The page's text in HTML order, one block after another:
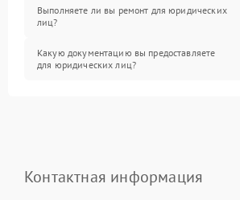
Выполняете ли вы ремонт для юридических
лиц?
Какую документацию вы предоставляете
для юридических лиц?
Контактная информация